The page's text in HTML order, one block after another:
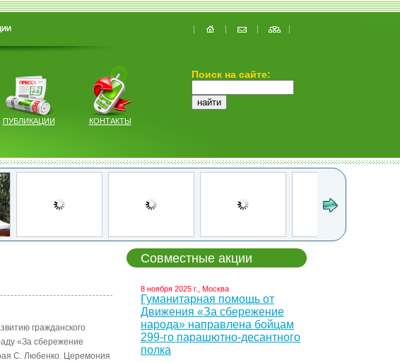
ПУБЛИКАЦИИ КОНТАКТЫ
Поиск на сайте:
гражданского
«За сбережение
С. Любенко. Церемония
Совместные акции
8 ноября 2025 г., Москва
Гуманитарная помощь от
Движения «За сбережение
народа» направлена бойцам
299-го парашютно-десантного
полка